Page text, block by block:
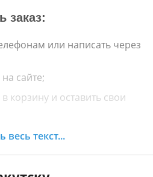
заказ:
или написать через
на сайте;
корзину и оставить свои
с Вами в течение 30
весь текст...